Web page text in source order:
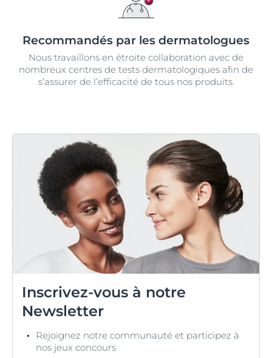
Recommandés par les dermatologues
Nous travaillons en étroite collaboration avec de
nombreux centres de tests dermatologiques afin de
s’assurer de l’efficacité de tous nos produits.
Inscrivez-vous à notre
Newsletter
Rejoignez notre communauté et participez à
nos jeux concours